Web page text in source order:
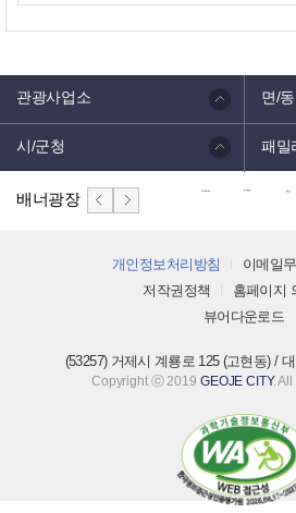
관광사업소 면/동
시/군청 패밀
배너광장
개인정보처리방침
이메일
저작권정책
홈페이지
뷰어다운로드
(53257) 거제시 계룡로 125 (고현동) /
Copyright ⓒ 2019 GEOJE CITY.